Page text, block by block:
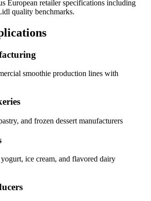
European retailer specifications including
quality benchmarks.
smoothie production lines with
and frozen dessert manufacturers
ice cream, and flavored dairy